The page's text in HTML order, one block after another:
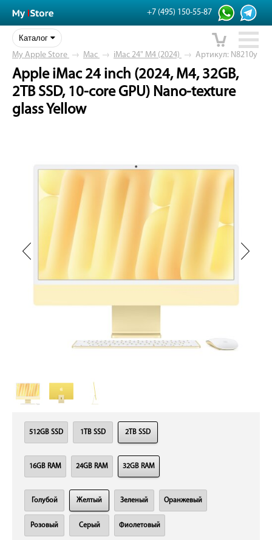
+7 (495) 150-55-87
Каталог
My Apple Store → Mac → iMac 24" M4 (2024) → Артикул: N8210y
Apple iMac 24 inch (2024, M4, 32GB,
2TB SSD, 10-core GPU) Nano-texture
glass Yellow
512GB SSD 1TB SSD 2TB SSD
16GB RAM 24GB RAM 32GB RAM
Голубой Желтый Зеленый Оранжевый
Розовый Серый Фиолетовый